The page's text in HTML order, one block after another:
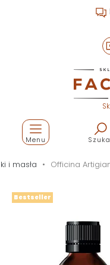
Menu
i masła Officina
Bestseller